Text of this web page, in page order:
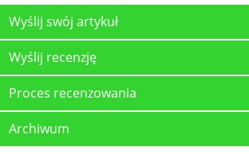
Wyślij swój artykuł
Wyślij recenzję
Proces recenzowania
Archiwum